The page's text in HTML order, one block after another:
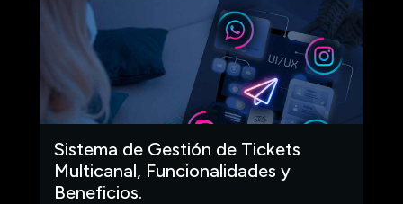
Sistema de Gestión de Tickets
Multicanal, Funcionalidades y
Beneficios.